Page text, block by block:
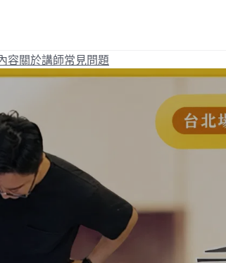
容關於講師常見問題